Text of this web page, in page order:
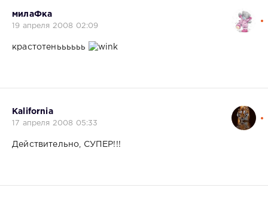
милаФка
19 апреля 2008 02:09
крастотеньььььь
Kalifornia
17 апреля 2008 05:33
Действительно, СУПЕР!!!